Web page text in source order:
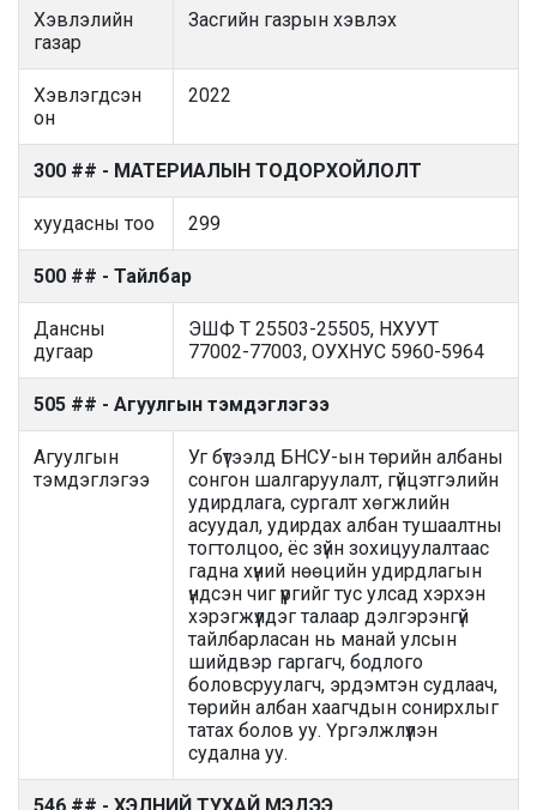
Хэвлэлийн
газар
Засгийн газрын хэвлэх
Хэвлэгдсэн
он
2022
300 ## - МАТЕРИАЛЫН ТОДОРХОЙЛОЛТ
хуудасны тоо 299
500 ## - Тайлбар
Дансны
дугаар
ЭШФ Т 25503-25505, НХУУТ
77002-77003, ОУХНУС 5960-5964
505 ## - Агуулгын тэмдэглэгээ
Агуулгын
тэмдэглэгээ
Уг бүтээлд БНСУ-ын төрийн албаны
сонгон шалгаруулалт, гүйцэтгэлийн
удирдлага, сургалт хөгжлийн
асуудал, удирдах албан тушаалтны
тогтолцоо, ёс зүйн зохицуулалтаас
гадна хүний нөөцийн удирдлагын
үндсэн чиг үүргийг тус улсад хэрхэн
хэрэгжүүлдэг талаар дэлгэрэнгүй
тайлбарласан нь манай улсын
шийдвэр гаргагч, бодлого
боловсруулагч, эрдэмтэн судлаач,
төрийн албан хаагчдын сонирхлыг
татах болов уу. Үргэлжлүүлэн
судална уу.